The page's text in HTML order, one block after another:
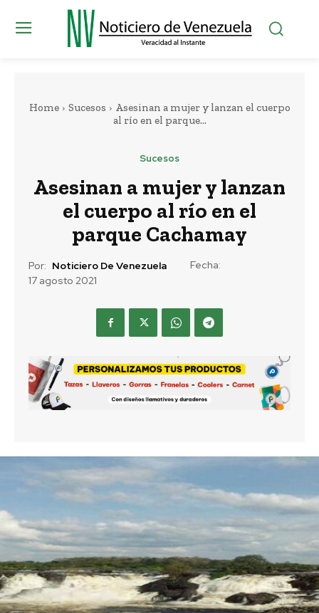
Home Sucesos
Asesinan a mujer y lanzan el cuerpo
al río en el parque...
Sucesos
Asesinan a mujer y lanzan
el cuerpo al río en el
parque Cachamay
Por: Noticiero De Venezuela
Fecha:
17 agosto 2021